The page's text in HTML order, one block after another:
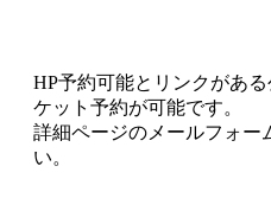
HP予約可能とリンクがあ
ケット予約が可能です。
詳細ページのメールフォー
い。